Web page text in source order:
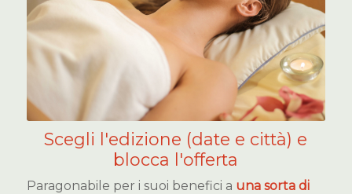
Scegli l'edizione (date e città) e
blocca l'offerta
Paragonabile per i suoi benefici a una sorta di